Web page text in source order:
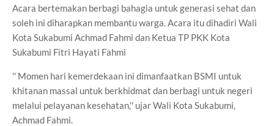
Acara bertemakan berbagi bahagia untuk generasi sehat dan
soleh ini diharapkan membantu warga. Acara itu dihadiri Wali
Kota Sukabumi Achmad Fahmi dan Ketua TP PKK Kota
Sukabumi Fitri Hayati Fahmi
'' Momen hari kemerdekaan ini dimanfaatkan BSMI untuk
khitanan massal untuk berkhidmat dan berbagi untuk negeri
melalui pelayanan kesehatan,'' ujar Wali Kota Sukabumi,
Achmad Fahmi.